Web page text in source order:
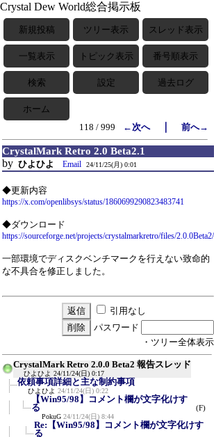
Crystal Dew World総合掲示板
新規投稿 ツリー表示 スレッド表示
一覧表示 トピック表示 番号順表示
検索 設定 過去ログ
ホーム
118 / 999
←次へ｜ 前へ→
CrystalMark Retro 2.0 Beta2.1
by ひよひよ Email 24/11/25(月) 0:01
◆更新内容
https://x.com/openlibsys/status/1860699290823483741
◆ダウンロード
https://sourceforge.net/projects/crystalmarkretro/files/2.0.0Beta2/
一部環境でディスクベンチマークを行えない致命的
な不具合を修正しました。
引用なし
パスワード
・ツリー全体表示
CrystalMark Retro 2.0.0 Beta2 報告スレッド
ひよひよ 24/11/24(日) 0:17
依頼事項詳細と主な制約事項
ひよひよ 24/11/24(日) 0:22
【Win95/98】コメント欄が文字化けす
る
PokuG 24/11/24(日) 8:44
(F)
Re:【Win95/98】コメント欄が文字化けす
る